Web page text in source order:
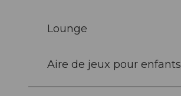
Lounge
Aire de jeux pour enfants